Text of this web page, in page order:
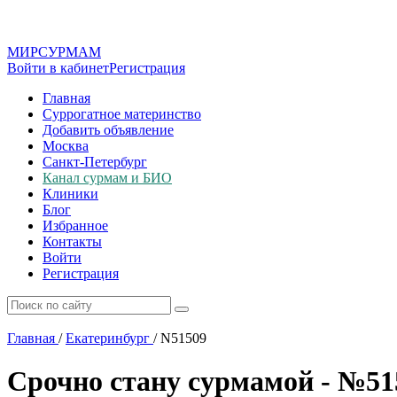
МИРСУРМАМ
Войти в кабинетРегистрация
Главная
Суррогатное материнство
Добавить объявление
Москва
Санкт-Петербург
Канал сурмам и БИО
Клиники
Блог
Избранное
Контакты
Войти
Регистрация
Главная / Екатеринбург /N51509
Срочно стану сурмамой -